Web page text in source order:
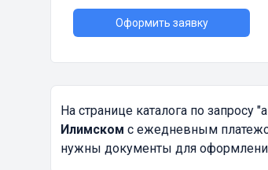
Оформить заявку
На странице каталога по запросу
Илимском с ежедневным
нужны документы для